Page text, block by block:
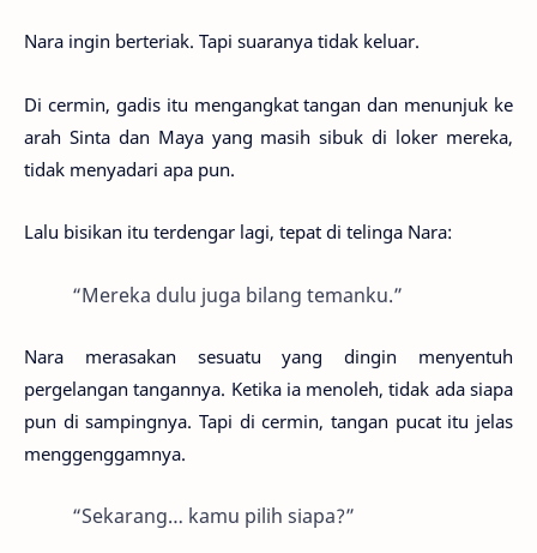
Nara ingin berteriak. Tapi suaranya tidak keluar.
Di cermin, gadis itu mengangkat tangan dan menunjuk ke
arah Sinta dan Maya yang masih sibuk di loker mereka,
tidak menyadari apa pun.
Lalu bisikan itu terdengar lagi, tepat di telinga Nara:
“Mereka dulu juga bilang temanku.”
Nara merasakan sesuatu yang dingin menyentuh
pergelangan tangannya. Ketika ia menoleh, tidak ada siapa
pun di sampingnya. Tapi di cermin, tangan pucat itu jelas
menggenggamnya.
“Sekarang… kamu pilih siapa?”